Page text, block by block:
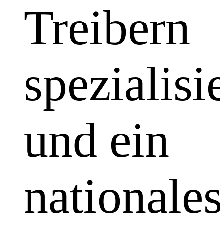
Treibern
und ein